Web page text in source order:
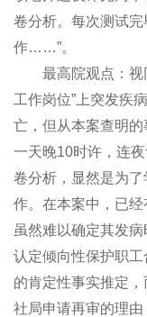
卷分析。每次测试
作……”。
最高院观点：视
工作岗位”上突发疾
亡，但从本案查明
一天晚10时许，连
卷分析，显然是为
作。在本案中，已经
虽然难以确定其发
认定倾向性保护职
的肯定性事实推定
社局申请再审的理由